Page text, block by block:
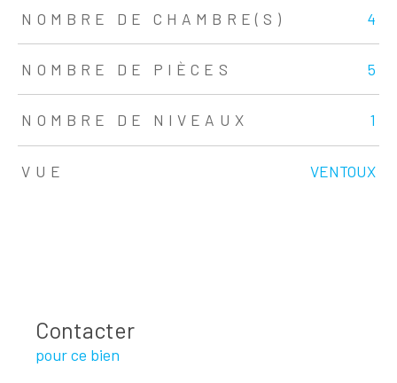
NOMBRE DE CHAMBRE(S) 4
NOMBRE DE PIÈCES 5
NOMBRE DE NIVEAUX 1
VUE VENTOUX
Contacter
pour ce bien